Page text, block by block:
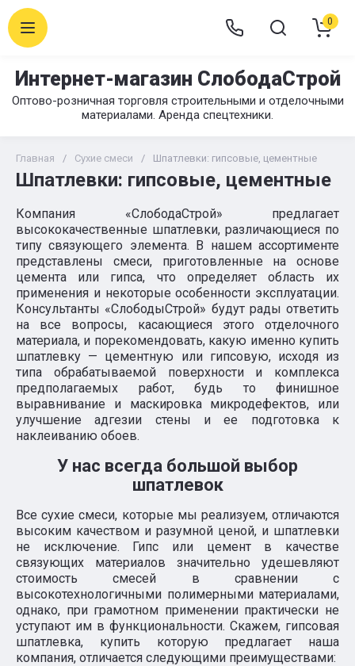
Интернет-магазин СлободаСтрой
Оптово-розничная торговля строительными и отделочными
материалами. Аренда спецтехники.
0
Главная / Сухие смеси / Шпатлевки: гипсовые, цементные
Шпатлевки: гипсовые, цементные
Компания «СлободаСтрой» предлагает
высококачественные шпатлевки, различающиеся по
типу связующего элемента. В нашем ассортименте
представлены смеси, приготовленные на основе
цемента или гипса, что определяет область их
применения и некоторые особенности эксплуатации.
Консультанты «СлободыСтрой» будут рады ответить
на все вопросы, касающиеся этого отделочного
материала, и порекомендовать, какую именно купить
шпатлевку — цементную или гипсовую, исходя из
типа обрабатываемой поверхности и комплекса
предполагаемых работ, будь то финишное
выравнивание и маскировка микродефектов, или
улучшение адгезии стены и ее подготовка к
наклеиванию обоев.
У нас всегда большой выбор
шпатлевок
Все сухие смеси, которые мы реализуем, отличаются
высоким качеством и разумной ценой, и шпатлевки
не исключение. Гипс или цемент в качестве
связующих материалов значительно удешевляют
стоимость смесей в сравнении с
высокотехнологичными полимерными материалами,
однако, при грамотном применении практически не
уступают им в функциональности. Скажем, гипсовая
шпатлевка, купить которую предлагает наша
компания, отличается следующими преимуществами: